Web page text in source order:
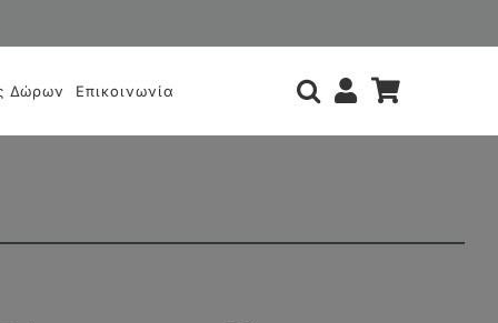
Δώρων Επικοινωνία